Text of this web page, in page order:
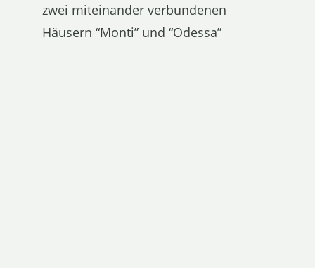
zwei miteinander verbundenen
Häusern “Monti” und “Odessa”